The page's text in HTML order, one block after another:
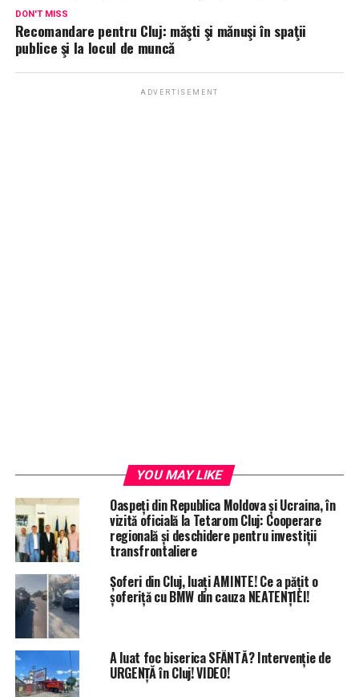
DON'T MISS
Recomandare pentru Cluj: măşti şi mănuşi în spaţii
publice şi la locul de muncă
ADVERTISEMENT
YOU MAY LIKE
Oaspeți din Republica Moldova și Ucraina, în
vizită oficială la Tetarom Cluj: Cooperare
regională și deschidere pentru investiții
transfrontaliere
Șoferi din Cluj, luați AMINTE! Ce a pățit o
șoferiță cu BMW din cauza NEATENȚIEI!
A luat foc biserica SFÂNTĂ? Intervenție de
URGENȚĂ în Cluj! VIDEO!